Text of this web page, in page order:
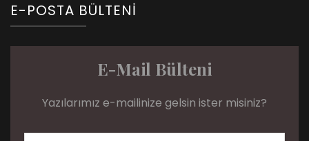
E-POSTA BÜLTENI
E-Mail Bülteni
Yazılarımız e-mailinize gelsin ister misiniz?